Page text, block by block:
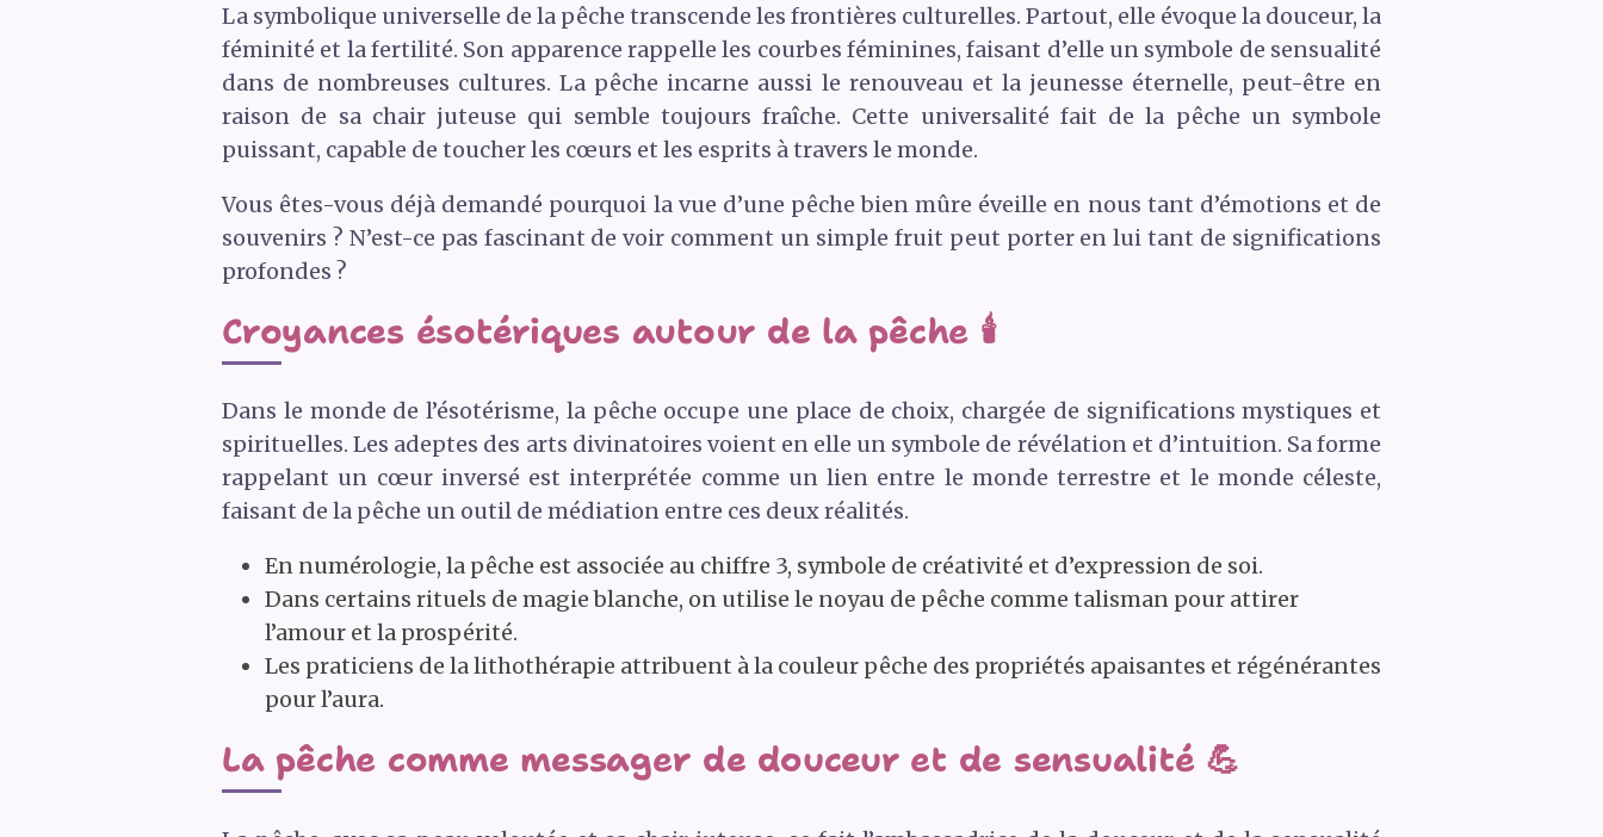
La symbolique universelle de la pêche transcende les frontières culturelles. Partout, elle évoque la douceur, la
féminité et la fertilité. Son apparence rappelle les courbes féminines, faisant d’elle un symbole de sensualité
dans de nombreuses cultures. La pêche incarne aussi le renouveau et la jeunesse éternelle, peut-être en
raison de sa chair juteuse qui semble toujours fraîche. Cette universalité fait de la pêche un symbole
puissant, capable de toucher les cœurs et les esprits à travers le monde.
Vous êtes-vous déjà demandé pourquoi la vue d’une pêche bien mûre éveille en nous tant d’émotions et de
souvenirs ? N’est-ce pas fascinant de voir comment un simple fruit peut porter en lui tant de significations
profondes ?
Croyances ésotériques autour de la pêche 🕯️
Dans le monde de l’ésotérisme, la pêche occupe une place de choix, chargée de significations mystiques et
spirituelles. Les adeptes des arts divinatoires voient en elle un symbole de révélation et d’intuition. Sa forme
rappelant un cœur inversé est interprétée comme un lien entre le monde terrestre et le monde céleste,
faisant de la pêche un outil de médiation entre ces deux réalités.
En numérologie, la pêche est associée au chiffre 3, symbole de créativité et d’expression de soi.
Dans certains rituels de magie blanche, on utilise le noyau de pêche comme talisman pour attirer
l’amour et la prospérité.
Les praticiens de la lithothérapie attribuent à la couleur pêche des propriétés apaisantes et régénérantes
pour l’aura.
La pêche comme messager de douceur et de sensualité 💪